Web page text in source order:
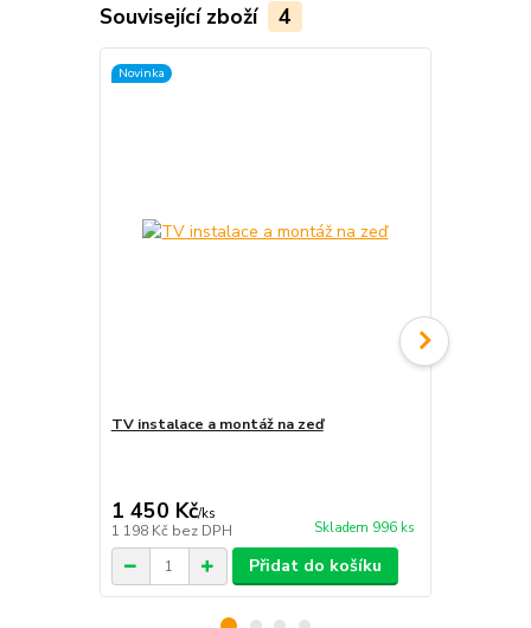
Související zboží 4
Novinka
TV instalace a montáž na zeď
1 450 Kč/ks
1 198 Kč bez DPH Skladem 996 ks
Přidat do košíku